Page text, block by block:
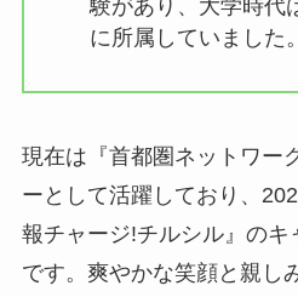
験があり、大学時代
に所属していました。
現在は『首都圏ネットワー
ーとして活躍しており、
報チャージ!チルシル』のキ
です。爽やかな笑顔と親し